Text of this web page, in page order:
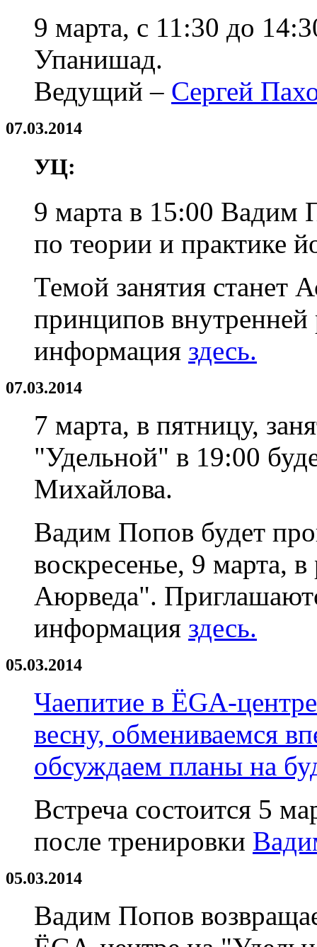
9 марта, с 11:30 до
Упанишад.
Ведущий – Сергей
07.03.2014
УЦ:
9 марта в 15:00 Вадим
по теории и практике
Темой занятия станет
принципов
информация здесь.
07.03.2014
7 марта, в пятницу,
"Удельной" в 19:00
Михайлова.
Вадим Попов будет
воскресенье, 9 марта,
Аюрведа".
информация здесь.
05.03.2014
Чаепитие в ЁGA-
весну, обмениваемся
обсуждаем планы на
Встреча состоится 5
после тренировки
05.03.2014
Вадим Попов